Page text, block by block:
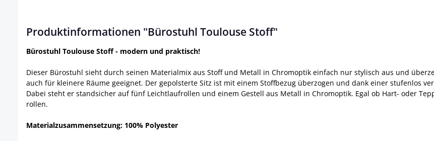
Produktinformationen "Bürostuhl Toulouse Stoff"
Bürostuhl Toulouse Stoff - modern und praktisch!
Dieser Bürostuhl sieht durch seinen Materialmix aus Stoff und Metall in Chromoptik einfach nur stylisch aus und
auch für kleinere Räume geeignet. Der gepolsterte Sitz ist mit einem Stoffbezug überzogen und dank einer stufenlos
Dabei steht er standsicher auf fünf Leichtlaufrollen und einem Gestell aus Metall in Chromoptik. Egal ob Hart- oder
rollen.
Materialzusammensetzung: 100% Polyester